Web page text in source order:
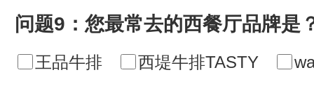
问题9：您最常去的西餐厅品牌是
王品牛排 西堤牛排TASTY